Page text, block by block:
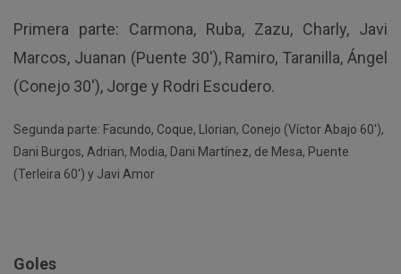
Primera parte: Carmona, Ruba, Zazu, Charly, Javi
Marcos, Juanan (Puente 30′), Ramiro, Taranilla, Ángel
(Conejo 30′), Jorge y Rodri Escudero.
Segunda parte: Facundo, Coque, Llorian, Conejo (Víctor Abajo 60′),
Dani Burgos, Adrian, Modia, Dani Martínez, de Mesa, Puente
(Terleira 60′) y Javi Amor
Goles